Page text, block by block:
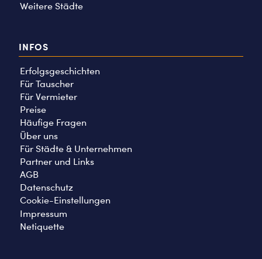
Weitere Städte
INFOS
Erfolgsgeschichten
Für Tauscher
Für Vermieter
Preise
Häufige Fragen
Über uns
Für Städte & Unternehmen
Partner und Links
AGB
Datenschutz
Cookie-Einstellungen
Impressum
Netiquette